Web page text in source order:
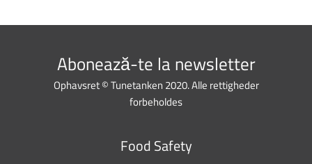
Abonează-te la newsletter
Ophavsret © Tunetanken 2020. Alle rettigheder
forbeholdes
Food Safety